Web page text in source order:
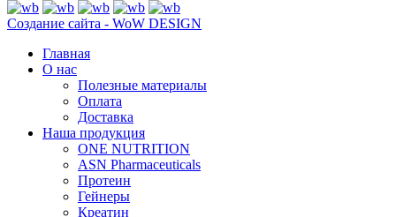
Создание сайта - WoW DESIGN
Главная
О нас
Полезные материалы
Оплата
Доставка
Наша продукция
ONE NUTRITION
ASN Pharmaceuticals
Протеин
Гейнеры
Креатин